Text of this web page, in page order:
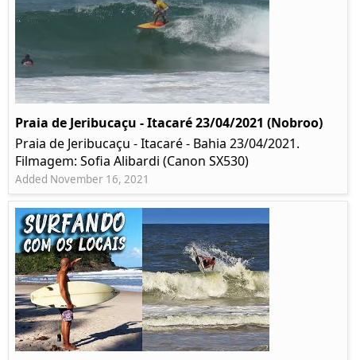
Praia de Jeribucaçu - Itacaré 23/04/2021 (Nobroo)
Praia de Jeribucaçu - Itacaré - Bahia 23/04/2021.
Filmagem: Sofia Alibardi (Canon SX530)
Added November 16, 2021